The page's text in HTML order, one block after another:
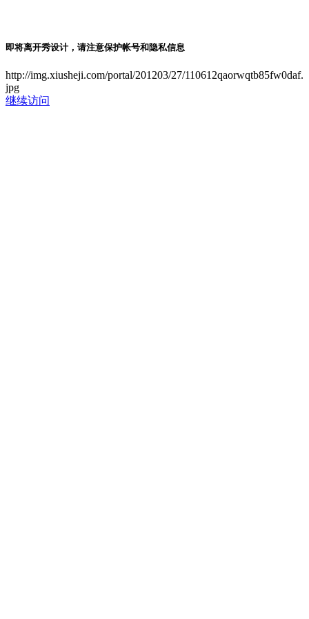
即将离开秀设计，请注意保护帐号和隐私信息
http://img.xiusheji.com/portal/201203/27/110612qaorwqtb85fw0daf.
jpg
继续访问